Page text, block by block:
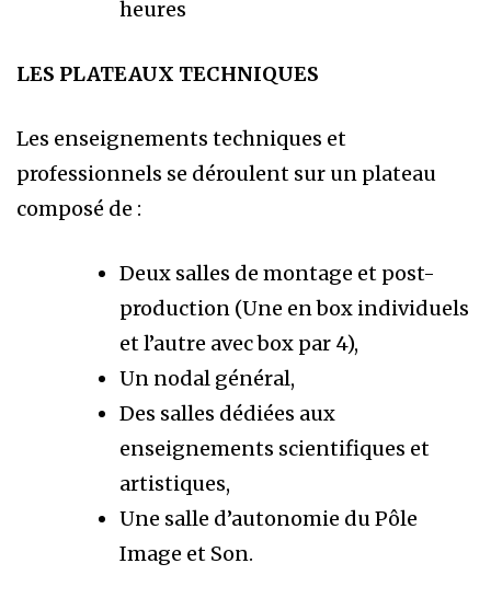
heures
LES PLATEAUX TECHNIQUES
Les enseignements techniques et
professionnels se déroulent sur un plateau
composé de :
Deux salles de montage et post-
production (Une en box individuels
et l’autre avec box par 4),
Un nodal général,
Des salles dédiées aux
enseignements scientifiques et
artistiques,
Une salle d’autonomie du Pôle
Image et Son.